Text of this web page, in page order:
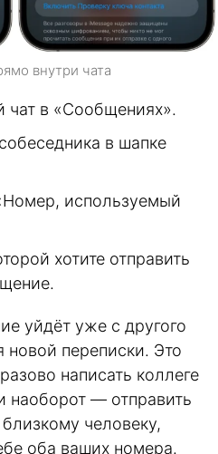
внутри чата
чат в «Сообщениях».
в шапке
используемый
хотите отправить
уйдёт уже с другого
новой переписки. Это
написать коллеге
наоборот — отправить
человеку,
оба ваших номера.